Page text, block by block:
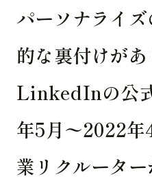
パーソナライ
的な裏付けがあ
LinkedInの公
年5月〜2022
業リクルータ